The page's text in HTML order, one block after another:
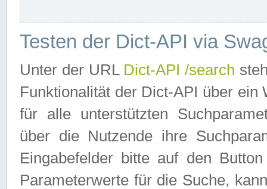
Testen der Dict-API via
Unter der URL Dict-API /search
Funktionalität der Dict-API über
für alle unterstützten
über die Nutzende ihre
Eingabefelder bitte auf den
Parameterwerte für die Suche,